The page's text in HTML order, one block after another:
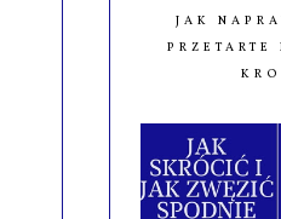
JAK